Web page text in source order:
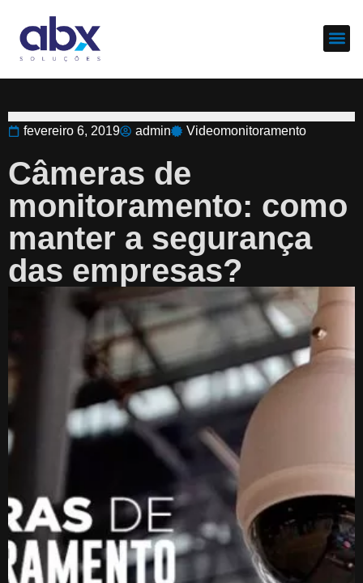
fevereiro 6, 2019 admin Videomonitoramento
Câmeras de
monitoramento: como
manter a segurança
das empresas?